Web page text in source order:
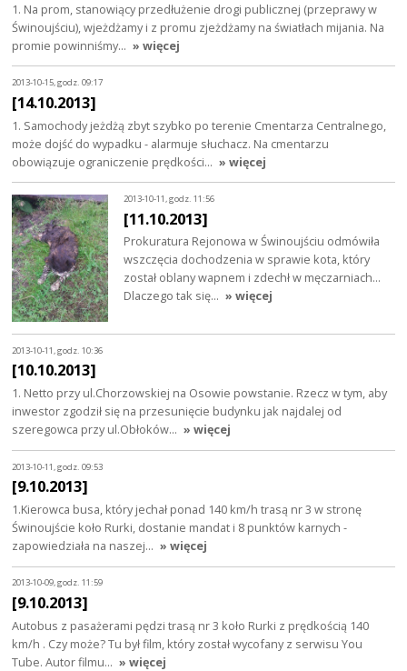
1. Na prom, stanowiący przedłużenie drogi publicznej (przeprawy w
Świnoujściu), wjeżdżamy i z promu zjeżdżamy na światłach mijania. Na
promie powinniśmy… » więcej
2013-10-15, godz. 09:17
[14.10.2013]
1. Samochody jeżdżą zbyt szybko po terenie Cmentarza Centralnego,
może dojść do wypadku - alarmuje słuchacz. Na cmentarzu
obowiązuje ograniczenie prędkości… » więcej
2013-10-11, godz. 11:56
[11.10.2013]
Prokuratura Rejonowa w Świnoujściu odmówiła
wszczęcia dochodzenia w sprawie kota, który
został oblany wapnem i zdechł w męczarniach...
Dlaczego tak się… » więcej
2013-10-11, godz. 10:36
[10.10.2013]
1. Netto przy ul.Chorzowskiej na Osowie powstanie. Rzecz w tym, aby
inwestor zgodził się na przesunięcie budynku jak najdalej od
szeregowca przy ul.Obłoków… » więcej
2013-10-11, godz. 09:53
[9.10.2013]
1.Kierowca busa, który jechał ponad 140 km/h trasą nr 3 w stronę
Świnoujście koło Rurki, dostanie mandat i 8 punktów karnych -
zapowiedziała na naszej… » więcej
2013-10-09, godz. 11:59
[9.10.2013]
Autobus z pasażerami pędzi trasą nr 3 koło Rurki z prędkością 140
km/h . Czy może? Tu był film, który został wycofany z serwisu You
Tube. Autor filmu… » więcej